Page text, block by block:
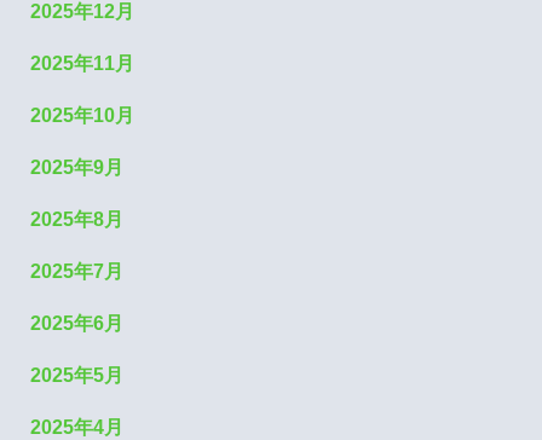
2025年12月
2025年11月
2025年10月
2025年9月
2025年8月
2025年7月
2025年6月
2025年5月
2025年4月